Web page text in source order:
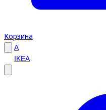
Корзина
A
IKEA